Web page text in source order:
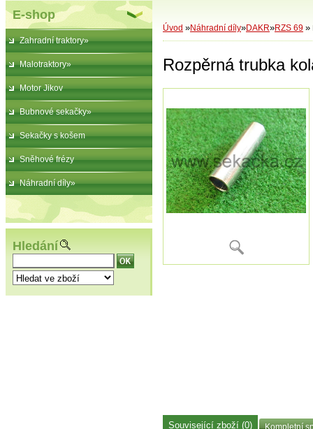
E-shop
Zahradní traktory»
Malotraktory»
Motor Jikov
Bubnové sekačky»
Sekačky s košem
Sněhové frézy
Náhradní díly»
Hledání
Úvod »Náhradní díly»DAKR»RZS 69 »
Rozpěrná trubka
Související zboží (0)